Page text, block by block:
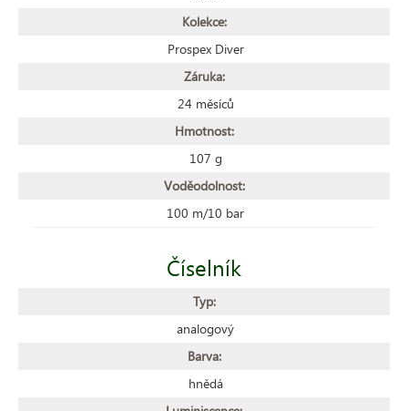
Kolekce:
Prospex Diver
Záruka:
24 měsíců
Hmotnost:
107 g
Voděodolnost:
100 m/10 bar
Číselník
Typ:
analogový
Barva:
hnědá